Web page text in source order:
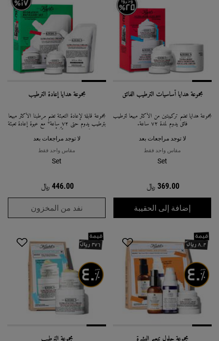
مجموعة هدايا أساسيات الترطيب الفائق
مجموعة هدايا تضم تركيبتين من الأكثر مبيعاً لترطيب
فائق يدوم لمدة ٧٢ ساعة.
لا توجد مراجعات بعد
مقاس واحد فقط
Set
369.00 ﷼
إضافة إلى الحقيبة مجموعة هدايا أساسيات الترطيب الفائق
مجموعة هدايا إعادة الترطيب
مجموعة قابلة لإعادة التعبئة تضم مرطبنا الأكثر مبيعًا
بترطيب يدوم حتى ٧٢ ساعة* مع عبوة إعادة تعبئة
تستخدم بلاستيكًا أقل بنسبة ٦١٪.
لا توجد مراجعات بعد
مقاس واحد فقط
Set
446.00 ﷼
نفد من المخزون